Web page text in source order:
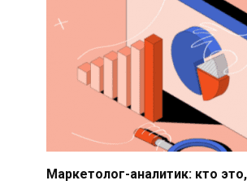
Маркетолог-аналитик: кто это,